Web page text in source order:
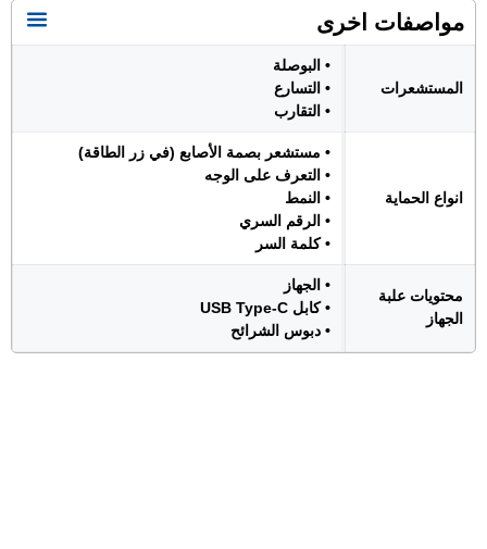
مواصفات اخرى
المستشعرات
• البوصلة
• التسارع
• التقارب
انواع الحماية
• مستشعر بصمة الأصابع (في زر الطاقة)
• التعرف على الوجه
• النمط
• الرقم السري
• كلمة السر
محتويات علبة
الجهاز
• الجهاز
• كابل USB Type-C
• دبوس الشرائح